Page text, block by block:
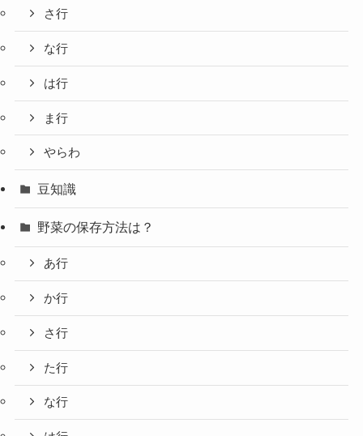
さ行
な行
は行
ま行
やらわ
豆知識
野菜の保存方法は？
あ行
か行
さ行
た行
な行